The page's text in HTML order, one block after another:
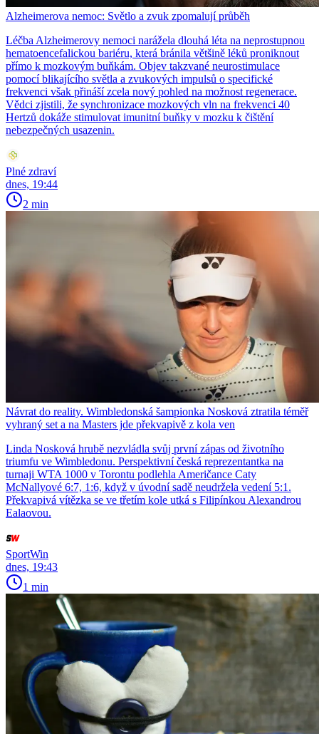
Alzheimerova nemoc: Světlo a zvuk zpomalují průběh
Léčba Alzheimerovy nemoci narážela dlouhá léta na neprostupnou
hematoencefalickou bariéru, která bránila většině léků proniknout
přímo k mozkovým buňkám. Objev takzvané neurostimulace
pomocí blikajícího světla a zvukových impulsů o specifické
frekvenci však přináší zcela nový pohled na možnost regenerace.
Vědci zjistili, že synchronizace mozkových vln na frekvenci 40
Hertzů dokáže stimulovat imunitní buňky v mozku k čištění
nebezpečných usazenin.
Plné zdraví
dnes, 19:44
2 min
Návrat do reality. Wimbledonská šampionka Nosková ztratila téměř
vyhraný set a na Masters jde překvapivě z kola ven
Linda Nosková hrubě nezvládla svůj první zápas od životního
triumfu ve Wimbledonu. Perspektivní česká reprezentantka na
turnaji WTA 1000 v Torontu podlehla Američance Caty
McNallyové 6:7, 1:6, když v úvodní sadě neudržela vedení 5:1.
Překvapivá vítězka se ve třetím kole utká s Filipínkou Alexandrou
Ealaovou.
SportWin
dnes, 19:43
1 min